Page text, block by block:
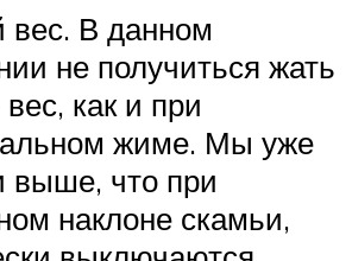
В данном
не получиться жать
как и при
жиме. Мы уже
выше, что при
наклоне скамьи,